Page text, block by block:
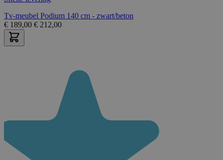
Tv-meubel Podium 140 cm - zwart/beton
€ 189,00 € 212,00